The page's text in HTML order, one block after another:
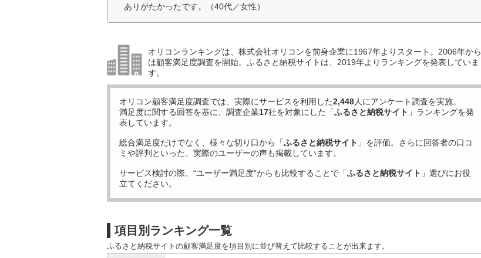
ありがたかったです。（40代／女性）
オリコンランキングは、株式会社オリコンを前身企業に1967年よりスタート。2006年から
は顧客満足度調査を開始。ふるさと納税サイトは、2019年よりランキングを発表していま
す。
オリコン顧客満足度調査では、実際にサービスを利用した2,448人にアンケート調査を実施。
満足度に関する回答を基に、調査企業17社を対象にした「ふるさと納税サイト 」ランキングを発
表しています。
総合満足度だけでなく、様々な切り口から「ふるさと納税サイト 」を評価。さらに回答者の口コ
ミや評判といった、実際のユーザーの声も掲載しています。
サービス検討の際、“ユーザー満足度”からも比較することで「ふるさと納税サイト 」選びにお役
立てください。
項目別ランキング一覧
ふるさと納税サイトの顧客満足度を項目別に並び替えて比較することが出来ます。